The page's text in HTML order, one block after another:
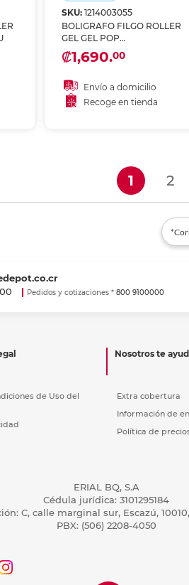
SKU: 1214003055
BOLIGRAFO FILGO ROLLER
GEL GEL POP
FLOURECENTES 6U
₡1,690.00
Envío a domicilio
Recoge en tienda
1 2
Pedidos y cotizaciones * 800 9100000
de Uso del
Nosotros te
Extra cobertura
Información de
Política de
ERIAL BQ, S.A
Cédula jurídica: 3101295184
C, calle marginal sur, Escazú,
PBX: (506) 2208-4050